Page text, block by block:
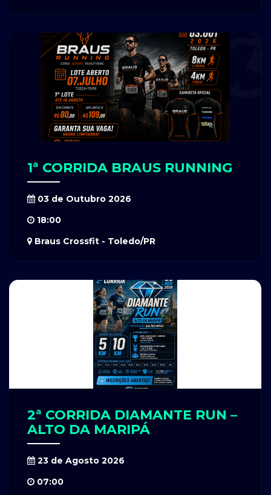
1ª CORRIDA BRAUS RUNNING
03 de Outubro 2026
18:00
Braus Crossfit - Toledo/PR
2ª CORRIDA DIAMANTE RUN –
ALTO DA MARIPÁ
23 de Agosto 2026
07:00